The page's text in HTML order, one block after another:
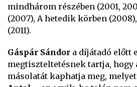
mindhárom részében (2001,
(2007), A hetedik körben
(2011).
Gáspár Sándor a díjátadó előtt
megtiszteltetésnek tartja, hogy
másolatát kaphatja meg,